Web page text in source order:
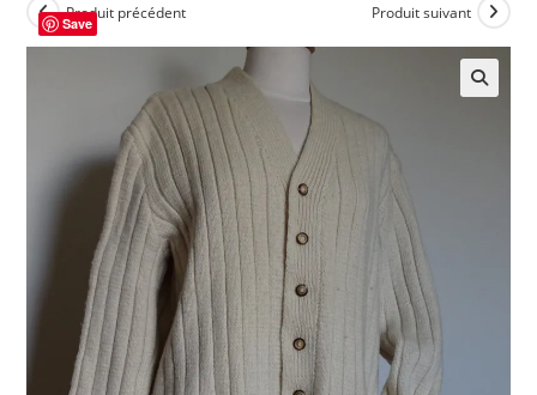
Produit précédent Produit suivant
Save